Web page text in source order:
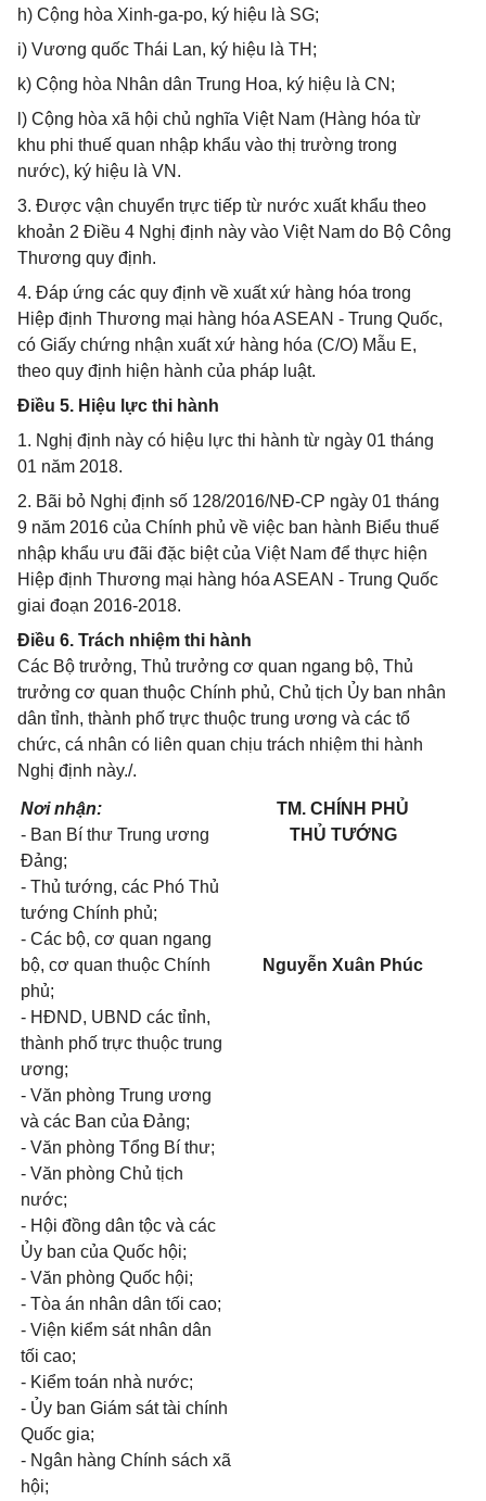
h) Cộng hòa Xinh-ga-po, ký hiệu là SG;
i) Vương quốc Thái Lan, ký hiệu là TH;
k) Cộng hòa Nhân dân Trung Hoa, ký hiệu là CN;
l) Cộng hòa xã hội chủ nghĩa Việt Nam (Hàng hóa từ
khu phi thuế quan nhập khẩu vào thị trường trong
nước), ký hiệu là VN.
3. Được vận chuyển trực tiếp từ nước xuất khẩu theo
khoản 2 Điều 4 Nghị định này vào Việt Nam do Bộ Công
Thương quy định.
4. Đáp ứng các quy định về xuất xứ hàng hóa trong
Hiệp định Thương mại hàng hóa ASEAN - Trung Quốc,
có Giấy chứng nhận xuất xứ hàng hóa (C/O) Mẫu E,
theo quy định hiện hành của pháp luật.
Điều 5. Hiệu lực thi hành
1. Nghị định này có hiệu lực thi hành từ ngày 01 tháng
01 năm 2018.
2. Bãi bỏ Nghị định số 128/2016/NĐ-CP ngày 01 tháng
9 năm 2016 của Chính phủ về việc ban hành Biểu thuế
nhập khẩu ưu đãi đặc biệt của Việt Nam để thực hiện
Hiệp định Thương mại hàng hóa ASEAN - Trung Quốc
giai đoạn 2016-2018.
Điều 6. Trách nhiệm thi hành
Các Bộ trưởng, Thủ trưởng cơ quan ngang bộ, Thủ
trưởng cơ quan thuộc Chính phủ, Chủ tịch Ủy ban nhân
dân tỉnh, thành phố trực thuộc trung ương và các tổ
chức, cá nhân có liên quan chịu trách nhiệm thi hành
Nghị định này./.
Nơi nhận:
- Ban Bí thư Trung ương
Đảng;
- Thủ tướng, các Phó Thủ
tướng Chính phủ;
- Các bộ, cơ quan ngang
bộ, cơ quan thuộc Chính
phủ;
- HĐND, UBND các tỉnh,
thành phố trực thuộc trung
ương;
- Văn phòng Trung ương
và các Ban của Đảng;
- Văn phòng Tổng Bí thư;
- Văn phòng Chủ tịch
nước;
- Hội đồng dân tộc và các
Ủy ban của Quốc hội;
- Văn phòng Quốc hội;
- Tòa án nhân dân tối cao;
- Viện kiểm sát nhân dân
tối cao;
- Kiểm toán nhà nước;
- Ủy ban Giám sát tài chính
Quốc gia;
- Ngân hàng Chính sách xã
hội;
TM. CHÍNH PHỦ
THỦ TƯỚNG
Nguyễn Xuân Phúc